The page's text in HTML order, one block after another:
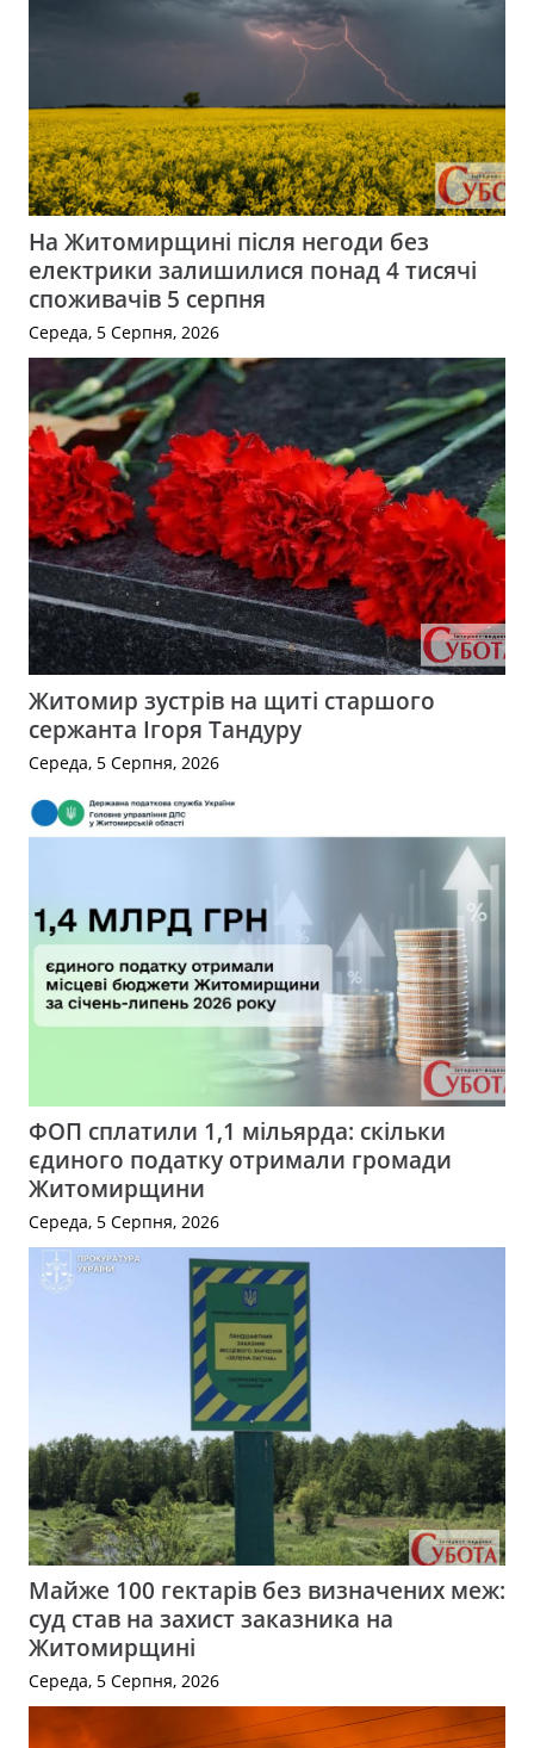
На Житомирщині після негоди без
електрики залишилися понад 4 тисячі
споживачів 5 серпня
Середа, 5 Серпня, 2026
Житомир зустрів на щиті старшого
сержанта Ігоря Тандуру
Середа, 5 Серпня, 2026
ФОП сплатили 1,1 мільярда: скільки
єдиного податку отримали громади
Житомирщини
Середа, 5 Серпня, 2026
Майже 100 гектарів без визначених меж:
суд став на захист заказника на
Житомирщині
Середа, 5 Серпня, 2026